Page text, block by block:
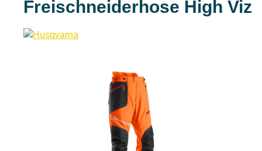
Freischneiderhose High Viz
Bildergalerie überspringen